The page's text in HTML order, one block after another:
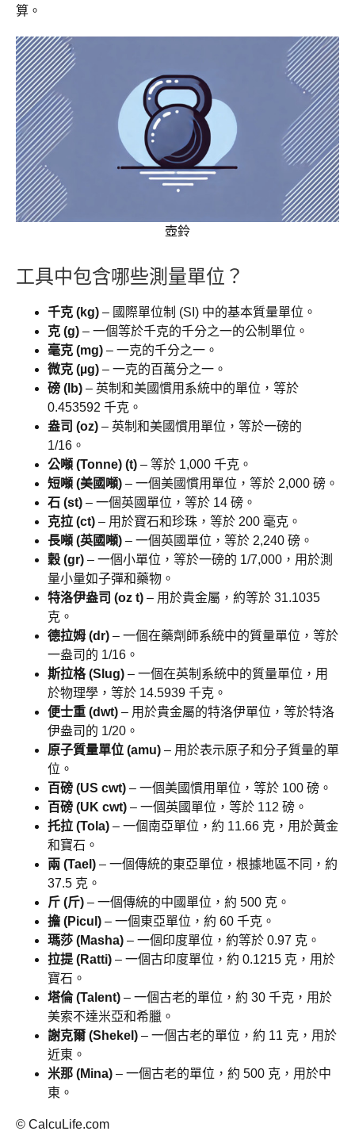
算。
壺鈴
工具中包含哪些測量單位？
千克 (kg) – 國際單位制 (SI) 中的基本質量單位。
克 (g) – 一個等於千克的千分之一的公制單位。
毫克 (mg) – 一克的千分之一。
微克 (µg) – 一克的百萬分之一。
磅 (lb) – 英制和美國慣用系統中的單位，等於
0.453592 千克。
盎司 (oz) – 英制和美國慣用單位，等於一磅的
1/16。
公噸 (Tonne) (t) – 等於 1,000 千克。
短噸 (美國噸) – 一個美國慣用單位，等於 2,000 磅。
石 (st) – 一個英國單位，等於 14 磅。
克拉 (ct) – 用於寶石和珍珠，等於 200 毫克。
長噸 (英國噸) – 一個英國單位，等於 2,240 磅。
穀 (gr) – 一個小單位，等於一磅的 1/7,000，用於測
量小量如子彈和藥物。
特洛伊盎司 (oz t) – 用於貴金屬，約等於 31.1035
克。
德拉姆 (dr) – 一個在藥劑師系統中的質量單位，等於
一盎司的 1/16。
斯拉格 (Slug) – 一個在英制系統中的質量單位，用
於物理學，等於 14.5939 千克。
便士重 (dwt) – 用於貴金屬的特洛伊單位，等於特洛
伊盎司的 1/20。
原子質量單位 (amu) – 用於表示原子和分子質量的單
位。
百磅 (US cwt) – 一個美國慣用單位，等於 100 磅。
百磅 (UK cwt) – 一個英國單位，等於 112 磅。
托拉 (Tola) – 一個南亞單位，約 11.66 克，用於黃金
和寶石。
兩 (Tael) – 一個傳統的東亞單位，根據地區不同，約
37.5 克。
斤 (斤) – 一個傳統的中國單位，約 500 克。
擔 (Picul) – 一個東亞單位，約 60 千克。
瑪莎 (Masha) – 一個印度單位，約等於 0.97 克。
拉提 (Ratti) – 一個古印度單位，約 0.1215 克，用於
寶石。
塔倫 (Talent) – 一個古老的單位，約 30 千克，用於
美索不達米亞和希臘。
謝克爾 (Shekel) – 一個古老的單位，約 11 克，用於
近東。
米那 (Mina) – 一個古老的單位，約 500 克，用於中
東。
© CalcuLife.com